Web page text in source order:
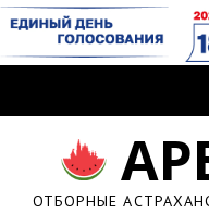
ОТБОРНЫЕ